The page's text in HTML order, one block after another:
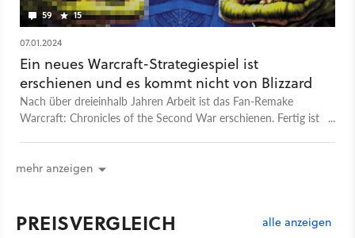
59 15
07.01.2024
Ein neues Warcraft-Strategiespiel ist
erschienen und es kommt nicht von Blizzard
Nach über dreieinhalb Jahren Arbeit ist das Fan-Remake
Warcraft: Chronicles of the Second War erschienen. Fertig ist
mehr anzeigen
PREISVERGLEICH alle anzeigen